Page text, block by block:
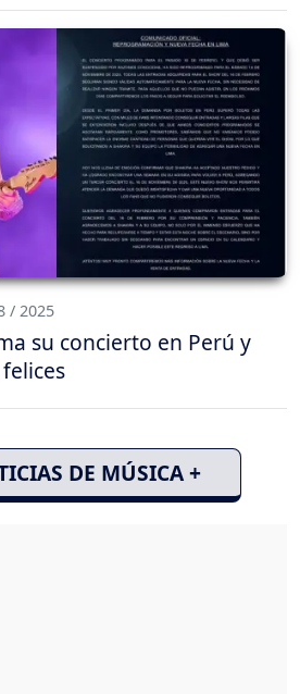
/ 2025
su concierto en Perú y
DE MÚSICA +